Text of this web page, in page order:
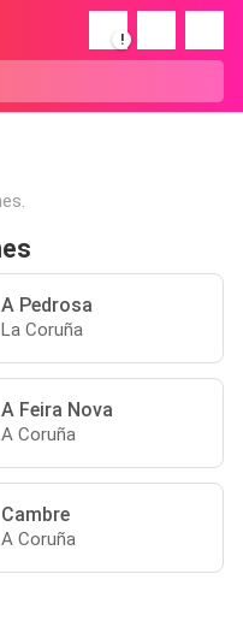
!
A Pedrosa
La Coruña
A Feira Nova
A Coruña
Cambre
A Coruña